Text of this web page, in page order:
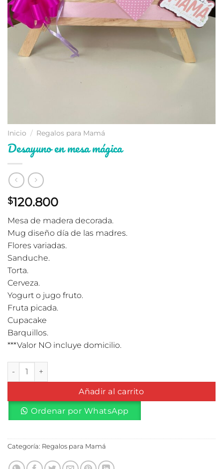
Inicio / Regalos para Mamá
Desayuno en mesa mágica
$120.800
Mesa de madera decorada.
Mug diseño día de las madres.
Flores variadas.
Sanduche.
Torta.
Cerveza.
Yogurt o jugo fruto.
Fruta picada.
Cupacake
Barquillos.
***Valor NO incluye domicilio.
Desayuno en mesa mágica cantidad
Añadir al carrito
Ordenar por WhatsApp
Categoría: Regalos para Mamá